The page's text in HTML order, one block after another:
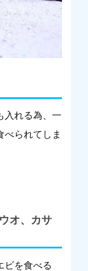
入れる為、一
べられてしま
オ、カサ
ビを食べる